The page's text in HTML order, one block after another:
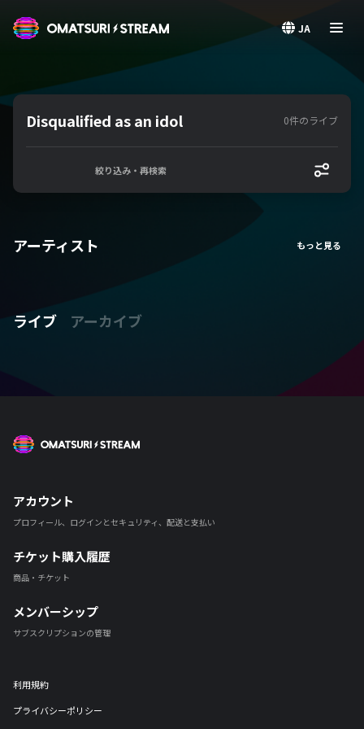
JA
Disqualified as an idol 0件のライブ
絞り込み・再検索
アーティスト
ライブ アーカイブ
アカウント
プロフィール、ログインとセキュリティ、配送と支払い
チケット購入履歴
商品・チケット
メンバーシップ
サブスクリプションの管理
利用規約
プライバシーポリシー